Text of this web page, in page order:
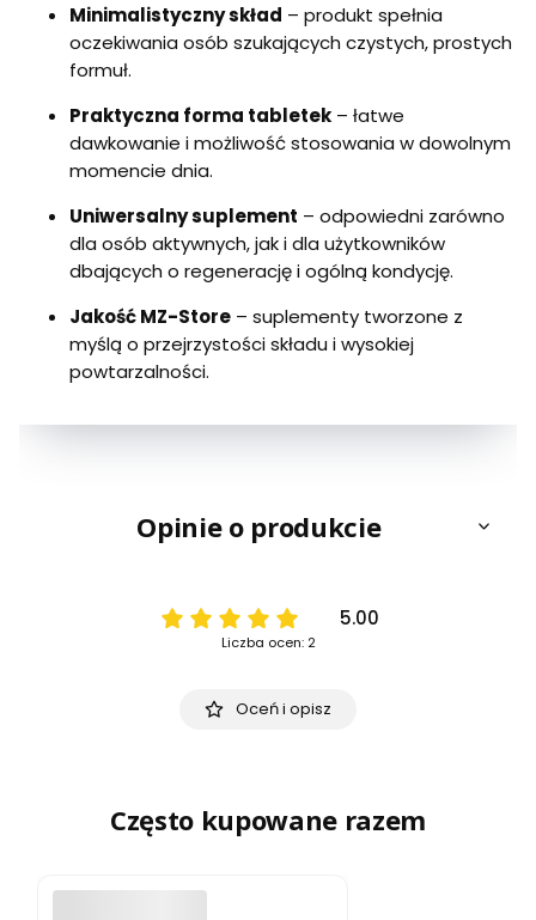
Minimalistyczny skład – produkt spełnia
oczekiwania osób szukających czystych, prostych
formuł.
Praktyczna forma tabletek – łatwe
dawkowanie i możliwość stosowania w dowolnym
momencie dnia.
Uniwersalny suplement – odpowiedni zarówno
dla osób aktywnych, jak i dla użytkowników
dbających o regenerację i ogólną kondycję.
Jakość MZ-Store – suplementy tworzone z
myślą o przejrzystości składu i wysokiej
powtarzalności.
Opinie o produkcie
5.00
Liczba ocen: 2
Oceń i opisz
Często kupowane razem